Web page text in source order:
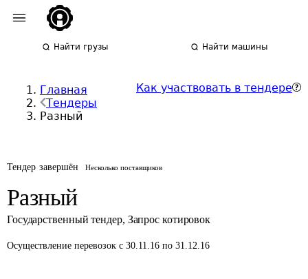
Найти грузы Найти машины
Главная
Тендеры
Разный
Как участвовать в тендере
Тендер завершён Несколько поставщиков
Разный
Государственный тендер, Запрос котировок
Осуществление перевозок с 30.11.16 по 31.12.16